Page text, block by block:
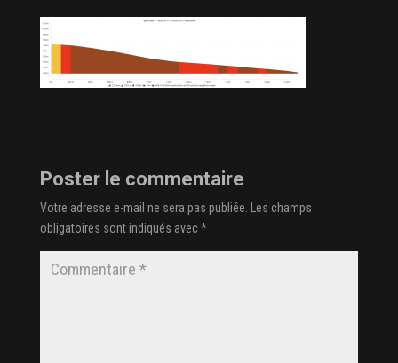
Poster le commentaire
Votre adresse e-mail ne sera pas publiée.
Les champs
obligatoires sont indiqués avec*